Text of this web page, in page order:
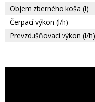
Objem zberného koša (l)
Čerpací výkon (l/h)
Prevzdušňovací výkon (l/h)